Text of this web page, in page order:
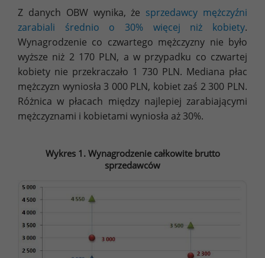
Z danych OBW wynika, że sprzedawcy mężczyźni
zarabiali średnio o 30% więcej niż kobiety.
Wynagrodzenie co czwartego mężczyzny nie było
wyższe niż 2 170 PLN, a w przypadku co czwartej
kobiety nie przekraczało 1 730 PLN. Mediana płac
mężczyzn wyniosła 3 000 PLN, kobiet zaś 2 300 PLN.
Różnica w płacach między najlepiej zarabiającymi
mężczyznami i kobietami wyniosła aż 30%.
Wykres 1. Wynagrodzenie całkowite brutto
sprzedawców